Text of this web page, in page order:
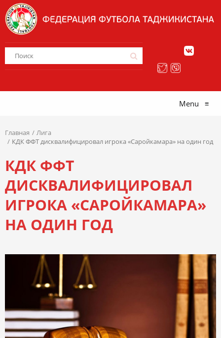
Menu ≡
Главная
Лига
КДК ФФТ дисквалифицировал игрока «Саройкамара» на один год
КДК ФФТ
ДИСКВАЛИФИЦИРОВАЛ
ИГРОКА «САРОЙКАМАРА»
НА ОДИН ГОД